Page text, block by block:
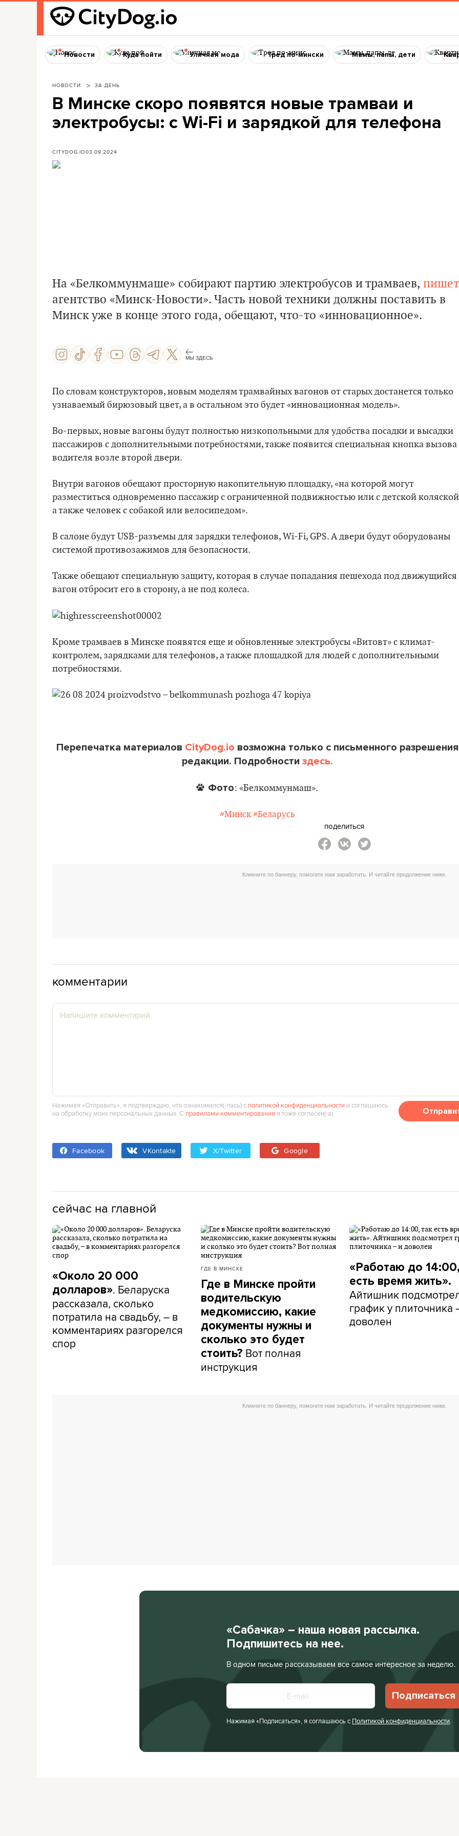
Новости Куда пойти Уличная мода Тред по-мински Мамы, папы, дети
НОВОСТИ ЗА ДЕНЬ
В Минске скоро появятся новые трамваи и
электробусы: с Wi-Fi и зарядкой для телефона
CITYDOG.IO03.09.2024
На «Белкоммунмаше» собирают партию электробусов и трамваев, пишет
агентство «Минск-Новости». Часть новой техники должны поставить в
Минск уже в конце этого года, обещают, что-то «инновационное».
МЫ ЗДЕСЬ
По словам конструкторов, новым моделям трамвайных вагонов от старых достанется только
узнаваемый бирюзовый цвет, а в остальном это будет «инновационная модель».
Во-первых, новые вагоны будут полностью низкопольными для удобства посадки и высадки
пассажиров с дополнительными потребностями, также появится специальная кнопка вызова
водителя возле второй двери.
Внутри вагонов обещают просторную накопительную площадку, «на которой могут
разместиться одновременно пассажир с ограниченной подвижностью или с детской
а также человек с собакой или велосипедом».
В салоне будут USB-разъемы для зарядки телефонов, Wi-Fi, GPS. А двери будут оборудованы
системой противозажимов для безопасности.
Также обещают специальную защиту, которая в случае попадания пешехода под движущийся
вагон отбросит его в сторону, а не под колеса.
Кроме трамваев в Минске появятся еще и обновленные электробусы «Витовт» с климат-
контролем, зарядками для телефонов, а также площадкой для людей с дополнительными
потребностями.
Перепечатка материалов CityDog.io возможна только с письменного разрешения
редакции. Подробности здесь.
Фото: «Белкоммунмаш».
#Минск #Беларусь
поделиться
комментарии
Нажимая «Отправить», я подтверждаю, что ознакомился(‑лась) с политикой конфиденциальности и соглашаюсь
на обработку моих персональных данных. С правилами комментирования я тоже согласен(‑а).
Facebook VKontakte X/Twitter Google
сейчас на главной
«Около 20 000
долларов». Беларуска
рассказала, сколько
потратила на свадьбу, – в
комментариях разгорелся
спор
ГДЕ В МИНСКЕ
Где в Минске пройти
водительскую
медкомиссию, какие
документы нужны и
сколько это будет
стоить? Вот полная
инструкция
«Работаю до
есть время жить».
Айтишник
график у плиточника
доволен
«Сабачка» – наша новая рассылка.
Подпишитесь на нее.
В одном письме рассказываем все самое интересное за неделю.
Подписаться
Нажимая «Подписаться», я соглашаюсь с Политикой конфиденциальности.